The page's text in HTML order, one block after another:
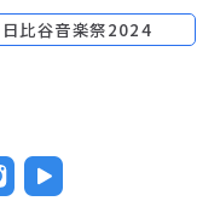
日比谷音楽祭2024